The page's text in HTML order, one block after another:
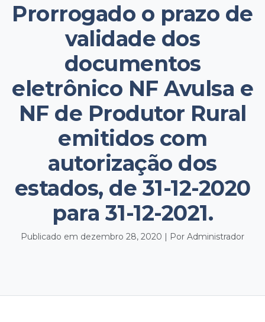
Prorrogado o prazo de
validade dos
documentos
eletrônico NF Avulsa e
NF de Produtor Rural
emitidos com
autorização dos
estados, de 31-12-2020
para 31-12-2021.
Publicado em dezembro 28, 2020 | Por Administrador